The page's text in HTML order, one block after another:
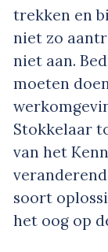
trekken en
niet zo
niet aan.
moeten
Stokkelaar
van het
soort
het oog op